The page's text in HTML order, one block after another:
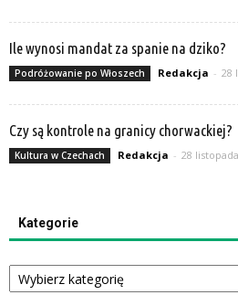
Ile wynosi mandat za spanie na dziko?
Podróżowanie po Włoszech Redakcja - 28
Czy są kontrole na granicy chorwackiej?
Kultura w Czechach Redakcja - 28
Kategorie
Kategorie